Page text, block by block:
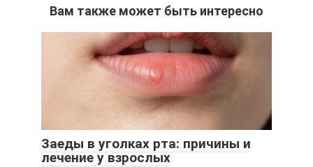
Вам также может быть интересно
Заеды в уголках рта: причины и
лечение у взрослых